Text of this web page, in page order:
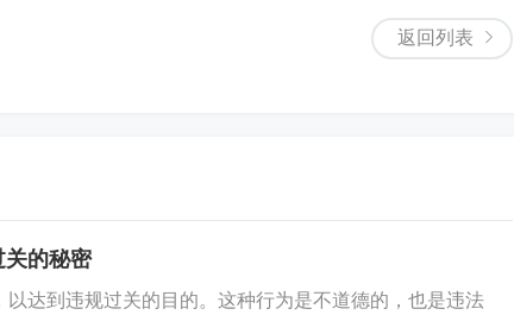
返回列表
关的秘密
达到违规过关的目的。这种行为是不道德的，也是违法